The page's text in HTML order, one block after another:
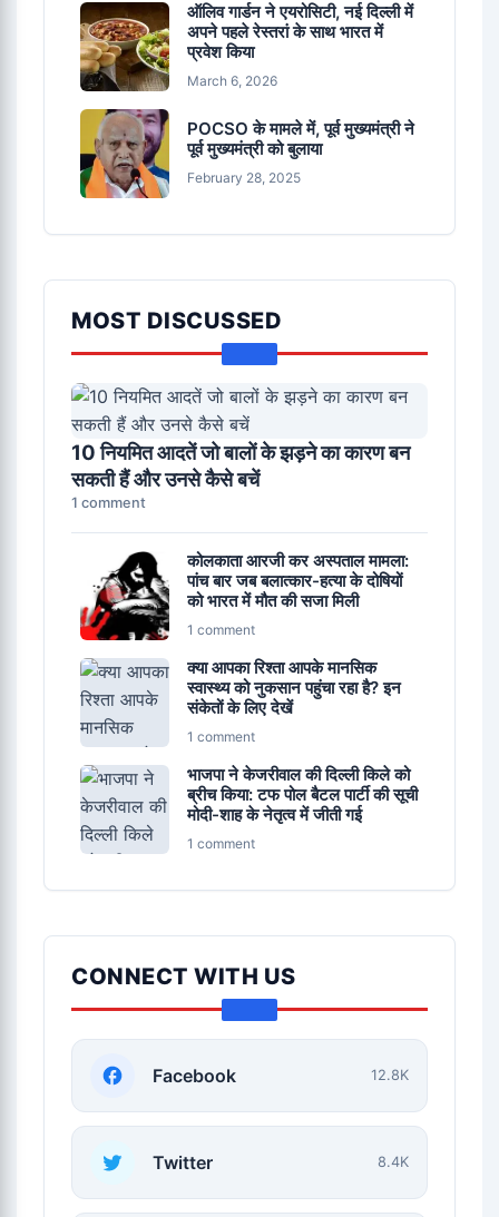
ऑलिव गार्डन ने एयरोसिटी, नई दिल्ली में
अपने पहले रेस्तरां के साथ भारत में
प्रवेश किया
March 6, 2026
POCSO के मामले में, पूर्व मुख्यमंत्री ने
पूर्व मुख्यमंत्री को बुलाया
February 28, 2025
MOST DISCUSSED
10 नियमित आदतें जो बालों के झड़ने का कारण बन
सकती हैं और उनसे कैसे बचें
1 comment
कोलकाता आरजी कर अस्पताल मामला:
पांच बार जब बलात्कार-हत्या के दोषियों
को भारत में मौत की सजा मिली
1 comment
क्या आपका रिश्ता आपके मानसिक
स्वास्थ्य को नुकसान पहुंचा रहा है? इन
संकेतों के लिए देखें
1 comment
भाजपा ने केजरीवाल की दिल्ली किले को
ब्रीच किया: टफ पोल बैटल पार्टी की सूची
मोदी-शाह के नेतृत्व में जीती गई
1 comment
CONNECT WITH US
Facebook 12.8K
Twitter 8.4K